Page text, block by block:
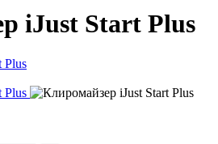
iJust Start Plus